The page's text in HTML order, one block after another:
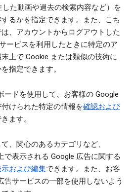
した動画や過去の検索内容など）を
るかを指定できます。また、こち
は、アカウントからログアウトした
ービスを利用したときに特定のア
上で Cookie または類似の技術に
指定できます。
ードを使用して、お客様の Google
けられた特定の情報を確認および
ます。
、関心のあるカテゴリなど、
で表示される Google 広告に関する
示および編集できます。また、お客
告サービスの一部を使用しないよう